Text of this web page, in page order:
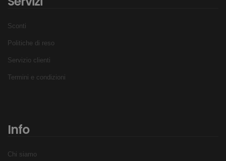
Sconti
Politiche di reso
Servizio clienti
Termini e condizioni
Info
Chi siamo